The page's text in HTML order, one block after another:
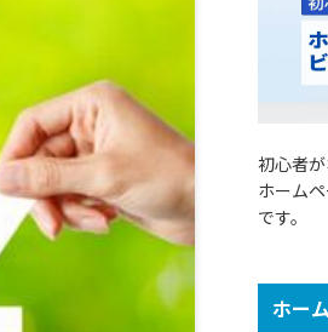
初心者
ホーム
です。
ホー